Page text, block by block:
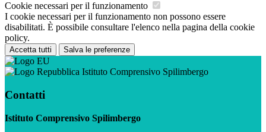
Cookie necessari per il funzionamento
I cookie necessari per il funzionamento non possono essere
disabilitati. È possibile consultare l'elenco nella pagina della cookie
policy.
Accetta tutti Salva le preferenze
Istituto Comprensivo Spilimbergo
Contatti
Istituto Comprensivo Spilimbergo